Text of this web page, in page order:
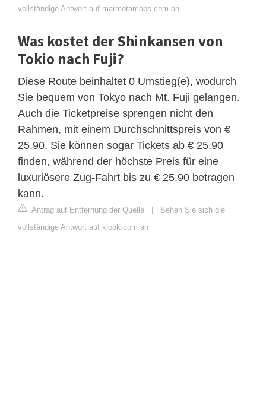
vollständige Antwort auf marmotamaps.com an
Was kostet der Shinkansen von
Tokio nach Fuji?
Diese Route beinhaltet 0 Umstieg(e), wodurch
Sie bequem von Tokyo nach Mt. Fuji gelangen.
Auch die Ticketpreise sprengen nicht den
Rahmen, mit einem Durchschnittspreis von €
25.90. Sie können sogar Tickets ab € 25.90
finden, während der höchste Preis für eine
luxuriösere Zug-Fahrt bis zu € 25.90 betragen
kann.
Antrag auf Entfernung der Quelle | Sehen Sie sich die
vollständige Antwort auf klook.com an